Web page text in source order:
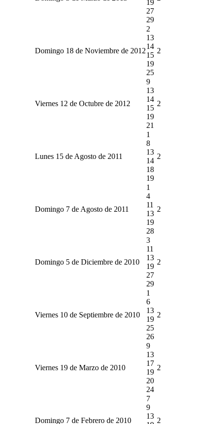
19
27
29
Domingo 18 de Noviembre de 2012
2
13
14
15
19
25
2
Viernes 12 de Octubre de 2012
9
13
14
15
19
21
2
Lunes 15 de Agosto de 2011
1
8
13
14
18
19
2
Domingo 7 de Agosto de 2011
1
4
11
13
19
28
2
Domingo 5 de Diciembre de 2010
3
11
13
19
27
29
2
Viernes 10 de Septiembre de 2010
1
6
13
19
25
26
2
Viernes 19 de Marzo de 2010
9
13
17
19
20
24
2
Domingo 7 de Febrero de 2010
7
9
13
2